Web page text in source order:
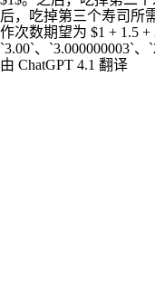
后，吃掉第三个寿司所
作次数期望为 $1 + 1.5
`3.00`、`3.000000003`
由 ChatGPT 4.1 翻译